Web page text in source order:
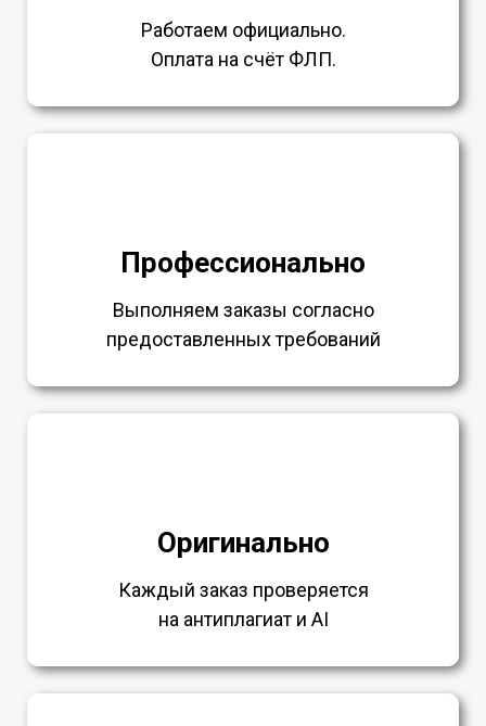
Работаем официально.
Оплата на счёт ФЛП.
Профессионально
Выполняем заказы согласно
предоставленных требований
Оригинально
Каждый заказ проверяется
на антиплагиат и AI